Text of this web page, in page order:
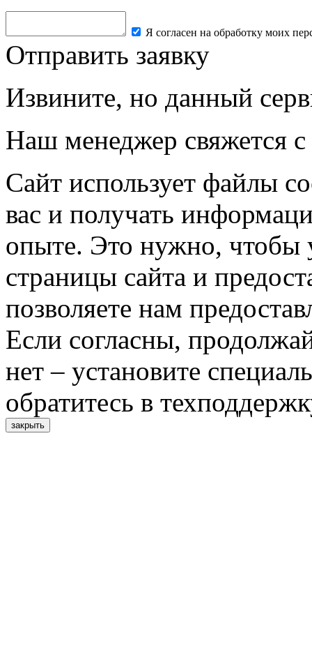
Я согласен на обработку моих
Отправить заявку
Извините, но данный
Наш менеджер свяжется
Сайт использует файлы
вас и получать
опыте. Это нужно, чтобы
страницы сайта и
позволяете нам
Если согласны,
нет – установите
обратитесь в
закрыть